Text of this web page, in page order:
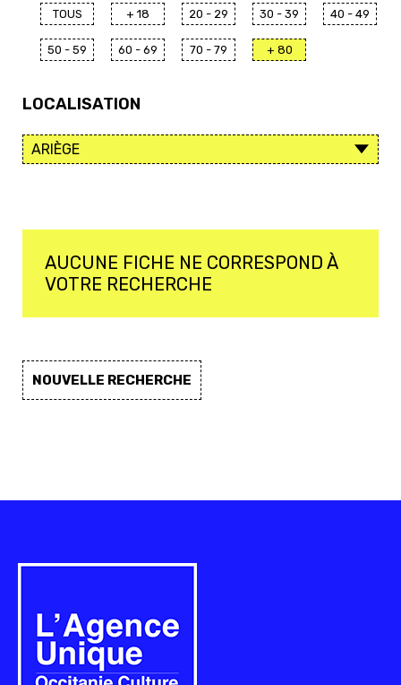
TOUS + 18 20 - 29 30 - 39 40 - 49
50 - 59 60 - 69 70 - 79 + 80
LOCALISATION
AUCUNE FICHE NE CORRESPOND À
VOTRE RECHERCHE
NOUVELLE RECHERCHE